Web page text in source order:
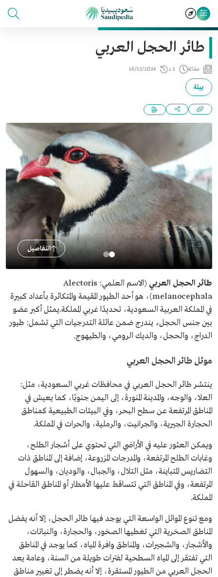
طائر الحجل العربي
مقالة 1 د 16/12/2024
بيئة
التفاصيل
طائر الحجل العربي
(الاسم العلمي: Alectoris
melanocephala)، هو أحد الطيور المقيمة والمتكاثرة بأعداد كبيرة
في المملكة العربية السعودية، تحديدًا غربي المملكة.يمثل أكبر عضو
بين جنس الحجل، يندرج ضمن عائلة التدرجيات التي تشمل: طيور
الدراج، والحجل، والديك الرومي، والطيهوج.
موئل طائر الحجل العربي
ينتشر طائر الحجل العربي في محافظات غربي السعودية، مثل:
العلا، والوجه، والمدينة المنورة، إلى اليمن جنوبًا، كما يعيش في
المناطق المرتفعة عن سطح البحر، وفي البيئات الطبيعية كمناطق
الحجارة الجيرية، والجرانيت، والرملية، والحرات في المملكة.
ويمكن العثور عليه في الأراضي التي تحتوي على أشجار الطلح،
وغابات الطلح المرتفعة، والمدرجات المزروعة، إضافة إلى المناطق ذات
التضاريس المتباينة، مثل التلال، والجبال، والوديان، والسهول
المرتفعة، وفي المناطق التي تتساقط عليها الأمطار أو المناطق القاحلة في
المملكة.
ومع تنوع الموائل الواسعة التي يوجد فيها طائر الحجل، إلا أنه يفضل
المناطق الصخرية التي تغطيها الصخور، والحجارة، والنباتات،
والأشجار، والشجيرات، والمناطق وافرة المياه، كما يوجد في المناطق
التي تفتقر إلى المياه السطحية لفترات طويلة من السنة، وعامة يعد
الحجل العربي من الطيور المستقرة، إلا أنه يضطر إلى تغيير مناطق